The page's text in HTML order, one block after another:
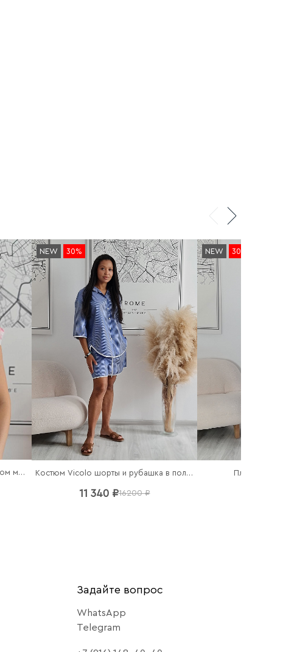
Жилет Imperial с цветочным принтом молочный
NEW 30%
Костюм Vicolo шорты и рубашка в полоску
11 340 ₽16200 ₽
NEW 30%
Платье Imperial
Задайте вопрос
WhatsApp
Telegram